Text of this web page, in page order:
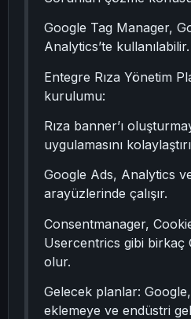
Google Tag Manager,
Analytics’te kullanılabilir.
Entegre Rıza Yönetim
kurulumu:
Rıza banner’ı
uygulamasını
Google Ads, Analytics
arayüzlerinde çalışır.
Consentmanager,
Usercentrics gibi birkaç
olur.
Gelecek planlar:
eklemeye ve endüstri